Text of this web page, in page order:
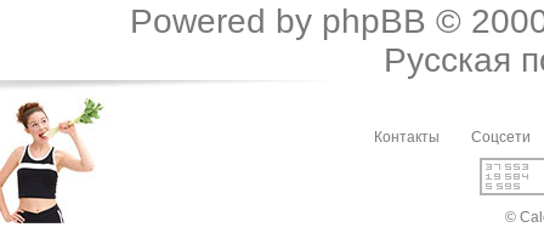
Powered by phpBB ©
Русская
Контакты Соцсети
©